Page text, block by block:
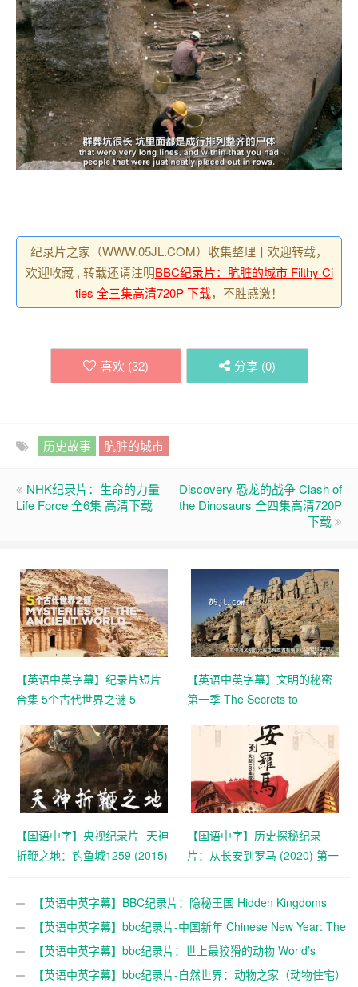
纪录片之家（WWW.05JL.COM）收集整理丨欢迎转载，
欢迎收藏 , 转载还请注明BBC纪录片：肮脏的城市 Filthy Ci
ties 全三集高清720P 下载，不胜感激！
喜欢 (32) 分享 (0)
历史故事 肮脏的城市
NHK纪录片：生命的力量
Life Force 全6集 高清下载
Discovery 恐龙的战争 Clash of
the Dinosaurs 全四集高清720P
下载
【英语中英字幕】纪录片短片
合集 5个古代世界之谜 5
World超清1080p下载
【英语中英字幕】文明的秘密
第一季 The Secrets to
【国语中字】央视纪录片 -天神
折鞭之地：钓鱼城1259 (2015)
【国语中字】历史探秘纪录
片：从长安到罗马‎ (2020) 第一
【英语中英字幕】BBC纪录片：隐秘王国 Hidden Kingdoms
(2014) 全3集+电影版 Hidden Kingdoms+小巨人 1080p下载
【英语中英字幕】bbc纪录片-中国新年 Chinese New Year: The
Biggest Celebration on Earth (2016)全3集 高清720P下载
【英语中英字幕】bbc纪录片：世上最狡猾的动物 World’s
Sneakiest Animals (2015) 全3集 超清1080P下载
【英语中英字幕】bbc纪录片-自然世界：动物之家（动物住宅）